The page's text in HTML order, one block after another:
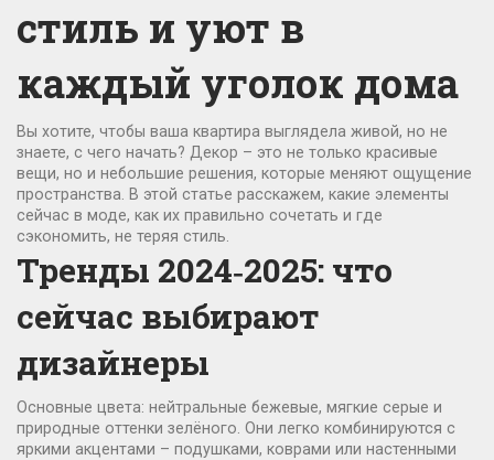
стиль и уют в
каждый уголок дома
Вы хотите, чтобы ваша квартира выглядела живой, но не
знаете, с чего начать? Декор – это не только красивые
вещи, но и небольшие решения, которые меняют ощущение
пространства. В этой статье расскажем, какие элементы
сейчас в моде, как их правильно сочетать и где
сэкономить, не теряя стиль.
Тренды 2024‑2025: что
сейчас выбирают
дизайнеры
Основные цвета: нейтральные бежевые, мягкие серые и
природные оттенки зелёного. Они легко комбинируются с
яркими акцентами – подушками, коврами или настенными